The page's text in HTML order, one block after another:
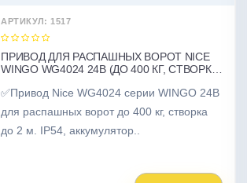
АРТИКУЛ: 1517
ПРИВОД ДЛЯ РАСПАШНЫХ ВОРОТ NICE
WINGO WG4024 24В (ДО 400 КГ, СТВОРКА
✅Привод Nice WG4024 серии WINGO 24В
для распашных ворот до 400 кг, створка
до 2 м. IP54, аккумулятор..